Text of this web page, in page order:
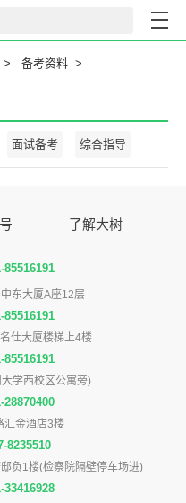
备考资料
面试备考 综合指导
了解大树
85516191
东大厦A座12层
85516191
仕大厦楼梯上4楼
85516191
学西校区公寓旁)
28870400
汇金酒店3楼
8235510
负1楼(检察院隔壁停车场进)
33416928